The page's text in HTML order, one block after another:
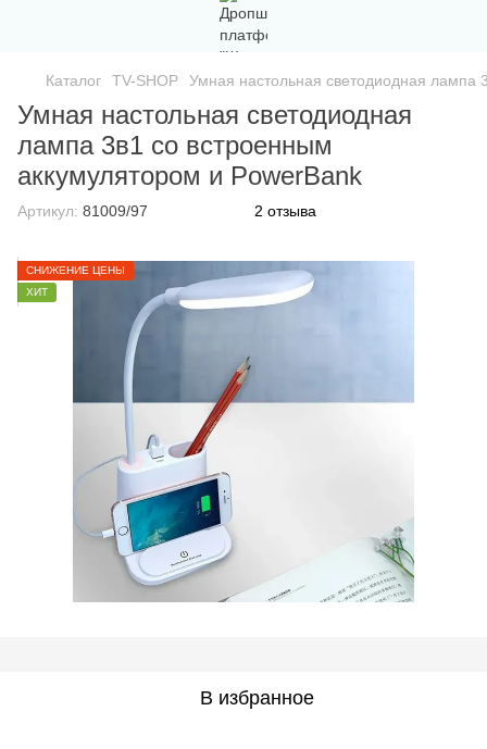
Каталог TV-SHOP Умная настольная светодиодная лампа
Умная настольная светодиодная
лампа 3в1 со встроенным
аккумулятором и PowerBank
Артикул: 81009/97 2 отзыва
СНИЖЕНИЕ ЦЕНЫ
ХИТ
В избранное